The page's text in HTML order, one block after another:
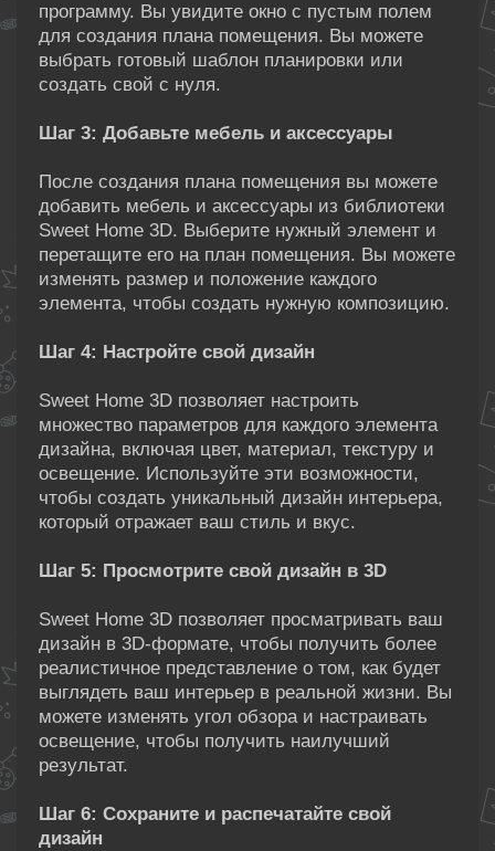
программу. Вы увидите окно с пустым полем
для создания плана помещения. Вы можете
выбрать готовый шаблон планировки или
создать свой с нуля.
Шаг 3: Добавьте мебель и аксессуары
После создания плана помещения вы можете
добавить мебель и аксессуары из библиотеки
Sweet Home 3D. Выберите нужный элемент и
перетащите его на план помещения. Вы можете
изменять размер и положение каждого
элемента, чтобы создать нужную композицию.
Шаг 4: Настройте свой дизайн
Sweet Home 3D позволяет настроить
множество параметров для каждого элемента
дизайна, включая цвет, материал, текстуру и
освещение. Используйте эти возможности,
чтобы создать уникальный дизайн интерьера,
который отражает ваш стиль и вкус.
Шаг 5: Просмотрите свой дизайн в 3D
Sweet Home 3D позволяет просматривать ваш
дизайн в 3D-формате, чтобы получить более
реалистичное представление о том, как будет
выглядеть ваш интерьер в реальной жизни. Вы
можете изменять угол обзора и настраивать
освещение, чтобы получить наилучший
результат.
Шаг 6: Сохраните и распечатайте свой
дизайн